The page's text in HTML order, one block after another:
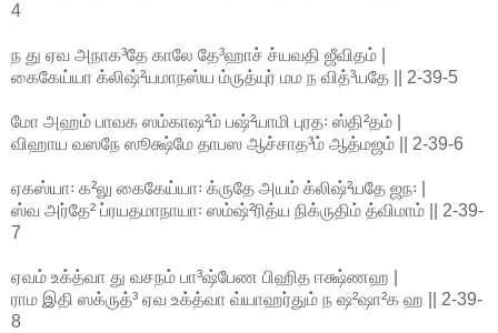
4
ந து ஏவ அநாக³தே காலே தே³ஹாச் ச்யவதி ஜீவிதம் |
கைகேய்யா க்லிஷ்²யமாநஸ்ய ம்ருத்யுர் மம ந வித்³யதே || 2-39-5
மோ அஹம் பாவக ஸம்காஷ²ம் பஷ்²யாமி புரத꞉ ஸ்தி²தம் |
விஹாய வஸநே ஸூக்ஷ்மே தாபஸ ஆச்சாத³ம் ஆத்மஜம் || 2-39-6
ஏகஸ்யா꞉ க²லு கைகேய்யா꞉ க்ருதே அயம் க்லிஷ்²யதே ஜந꞉ |
ஸ்வ அர்தே² ப்ரயதமாநாயா꞉ ஸம்ஷ்²ரித்ய நிக்ருதிம் த்விமாம் || 2-39-
7
ஏவம் உக்த்வா து வசநம் பா³ஷ்பேண பிஹித ஈக்ஷ்ணஹ |
ராம இதி ஸக்ருத்³ ஏவ உக்த்வா வ்யாஹர்தும் ந ஷ²ஷா²க ஹ || 2-39-
8